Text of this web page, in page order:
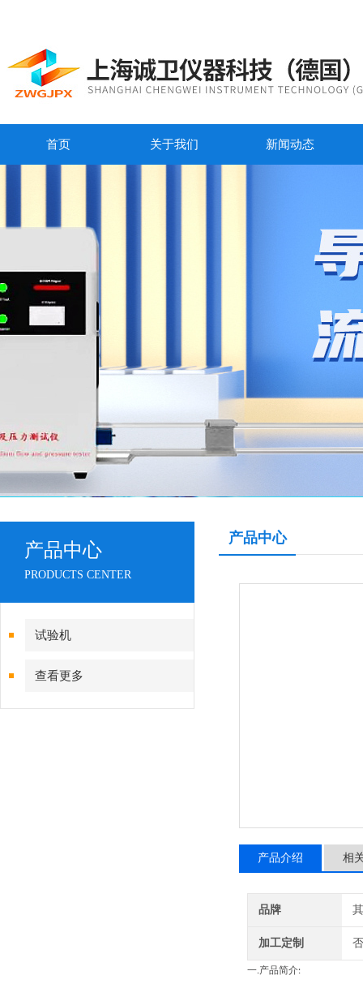
首页 关于我们 新闻动态
产品中心
PRODUCTS CENTER
试验机
查看更多
产品中心
产品介绍 相
品牌
加工定制 否
一.产品简介: